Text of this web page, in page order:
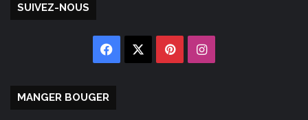
SUIVEZ-NOUS
Facebook PinterestInstagram
MANGER BOUGER